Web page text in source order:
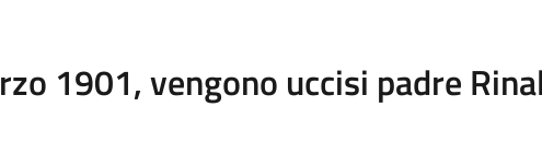
1901, vengono uccisi padre